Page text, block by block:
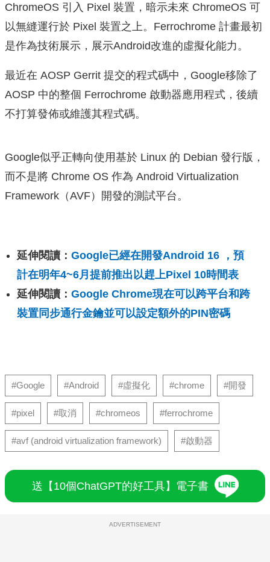
ChromeOS 引入 Pixel 裝置，暗示未來 ChromeOS 可
以無縫運行於 Pixel 裝置之上。Ferrochrome 計畫最初
是作為技術展示，展示Android改進的虛擬化能力。
最近在 AOSP Gerrit 提交的程式碼中，Google移除了
AOSP 中的整個 Ferrochrome 啟動器應用程式，後續
不打算發佈或維護其程式碼。
Google似乎正轉向使用基於 Linux 的 Debian 發行版，
而不是將 Chrome OS 作為 Android Virtualization
Framework（AVF）開發的測試平台。
延伸閱讀： Google已經在開發Android 16 ，預
計在明年4~6月提前推出以趕上Pixel 10時間表
延伸閱讀： Google Chrome現在可以跨平台和跨
裝置同步通行金鑰並可以設定額外的PIN密碼
#Google #Android #虛擬化 #chrome #開發
#pixel #取消 #chromeos #ferrochrome
#avf (android virtualization framework) #啟動器
送【10個ChatGPT的好工具】電子書
ADVERTISEMENT